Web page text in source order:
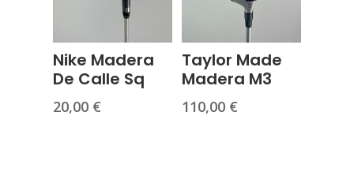
Nike Madera
De Calle Sq
20,00 €
Taylor Made
Madera M3
110,00 €